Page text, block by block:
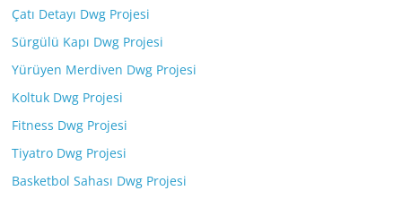
Çatı Detayı Dwg Projesi
Sürgülü Kapı Dwg Projesi
Yürüyen Merdiven Dwg Projesi
Koltuk Dwg Projesi
Fitness Dwg Projesi
Tiyatro Dwg Projesi
Basketbol Sahası Dwg Projesi